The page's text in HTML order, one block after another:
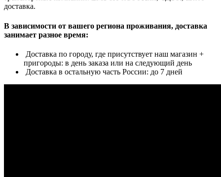
доставка.
В зависимости от вашего региона проживания, доставка
занимает разное время:
Доставка по городу, где присутствует наш магазин +
пригороды: в день заказа или на следующий день
Доставка в остальную часть России: до 7 дней